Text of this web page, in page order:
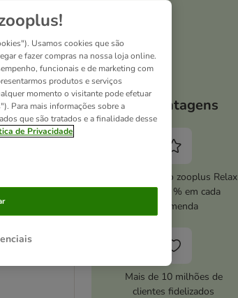
cães -
Adult frango e arroz (2 x 14 kg)
As vantagens
Ative o serviço zooplus Relax
e poupe 5 % em cada
encomenda
Mais de 10 milhões de
clientes fidelizados
Usamos cookies que são
e fazer compras na nossa loja online.
funcionais e de marketing com
produtos e serviços
momento o visitante pode efetuar
Para mais informações sobre a
que são tratados e a finalidade desse
de Privacidade